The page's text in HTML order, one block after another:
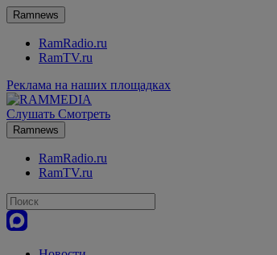
Ramnews
RamRadio.ru
RamTV.ru
Реклама на наших площадках
Слушать Смотреть
Ramnews
RamRadio.ru
RamTV.ru